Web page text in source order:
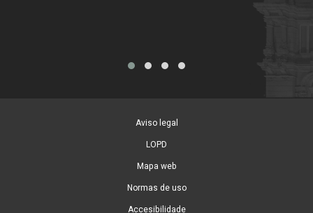
Aviso legal
LOPD
Mapa web
Normas de uso
Accesibilidade